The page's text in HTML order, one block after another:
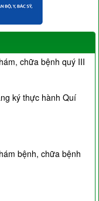
chữa bệnh quý III
ký thực hành Quí
bệnh, chữa bệnh